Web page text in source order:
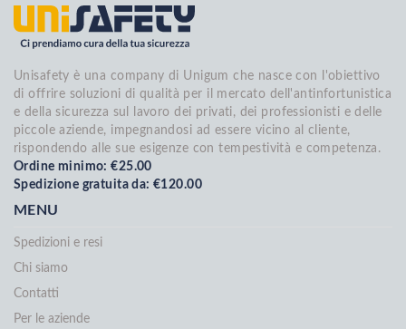
Unisafety è una company di Unigum che nasce con l'obiettivo
di offrire soluzioni di qualità per il mercato dell'antinfortunistica
e della sicurezza sul lavoro dei privati, dei professionisti e delle
piccole aziende, impegnandosi ad essere vicino al cliente,
rispondendo alle sue esigenze con tempestività e competenza.
Ordine minimo: €25.00
Spedizione gratuita da: €120.00
MENU
Spedizioni e resi
Chi siamo
Contatti
Per le aziende